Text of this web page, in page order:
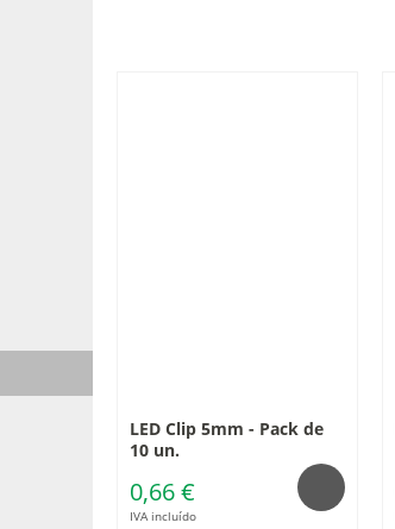
LED Clip 5mm - Pack de
10 un.
0,66 €
IVA incluído